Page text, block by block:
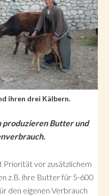
ihren drei Kälbern.
Butter und
Priorität vor zusätzlichem
z.B. ihre Butter für 5-600
den eigenen Verbrauch